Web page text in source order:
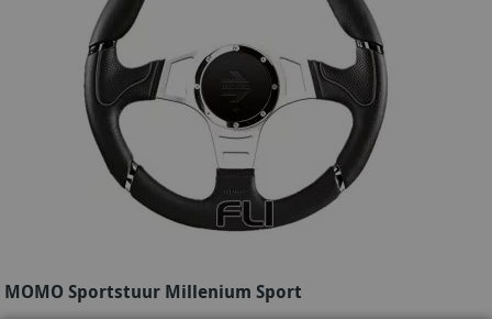
MOMO Sportstuur Millenium Sport